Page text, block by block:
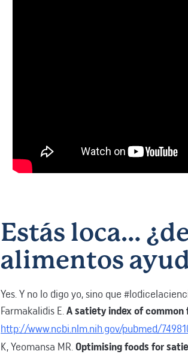
Estás loca…
alimentos
Yes. Y no lo digo yo, sino que
Farmakalidis E. A satiety index of common
http://www.ncbi.nlm.nih.gov/pubmed/
K, Yeomansa MR. Optimising foods for